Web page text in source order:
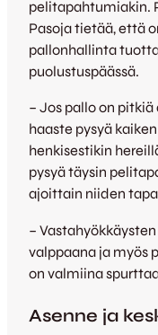
pelitapahtumiakin.
Pasoja tietää, että
pallonhallinta
puolustuspäässä.
– Jos pallo on
haaste pysyä
henkisestikin
pysyä täysin
ajoittain niiden
–
valppaana ja myös
on valmiina
Asenne ja